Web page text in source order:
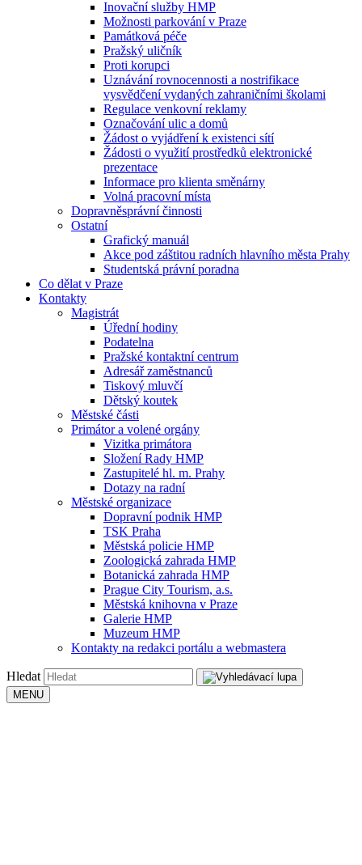
Inovační služby HMP
Možnosti parkování v Praze
Památková péče
Pražský uličník
Proti korupci
Uznávání rovnocennosti a nostrifikace
vysvědčení vydaných zahraničními školami
Regulace venkovní reklamy
Označování ulic a domů
Žádost o vyjádření k existenci sítí
Žádosti o využití prostředků elektronické
prezentace
Informace pro klienta směnárny
Volná pracovní místa
Dopravněsprávní činnosti
Ostatní
Grafický manuál
Akce pod záštitou radních hlavního města Prahy
Studentská právní poradna
Co dělat v Praze
Kontakty
Magistrát
Úřední hodiny
Podatelna
Pražské kontaktní centrum
Adresář zaměstnanců
Tiskový mluvčí
Dětský koutek
Městské části
Primátor a volené orgány
Vizitka primátora
Složení Rady HMP
Zastupitelé hl. m. Prahy
Dotazy na radní
Městské organizace
Dopravní podnik HMP
TSK Praha
Městská policie HMP
Zoologická zahrada HMP
Botanická zahrada HMP
Prague City Tourism, a.s.
Městská knihovna v Praze
Galerie HMP
Muzeum HMP
Kontakty na redakci portálu a webmastera
Hledat
MENU